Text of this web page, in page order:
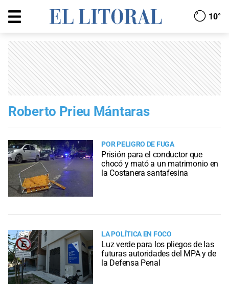
10°
Roberto Prieu Mántaras
POR PELIGRO DE FUGA
Prisión para el conductor que
chocó y mató a un matrimonio en
la Costanera santafesina
LA POLÍTICA EN FOCO
Luz verde para los pliegos de las
futuras autoridades del MPA y de
la Defensa Penal